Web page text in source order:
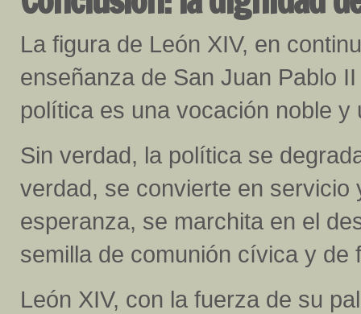
La figura de León XIV, en
enseñanza de San Juan Pablo
política es una vocación noble
Sin verdad, la política se
verdad, se convierte en servicio
esperanza, se marchita en el
semilla de comunión cívica y de
León XIV, con la fuerza de su